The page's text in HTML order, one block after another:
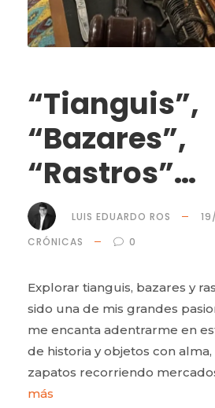
“Tianguis”,
“Bazares”,
“Rastros”…
LUIS EDUARDO ROS
CRÓNICAS
0
Explorar tianguis, bazares y
sido una de mis grandes
me encanta adentrarme en
de historia y objetos con
zapatos recorriendo
más